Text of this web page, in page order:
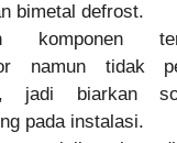
bimetal defrost.
komponen
namun tidak
jadi biarkan
pada instalasi.